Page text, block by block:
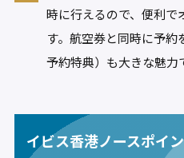
時に行えるので、便利で
す。航空券と同時に予
予約特典）も大きな魅力
イビス香港ノースポイ